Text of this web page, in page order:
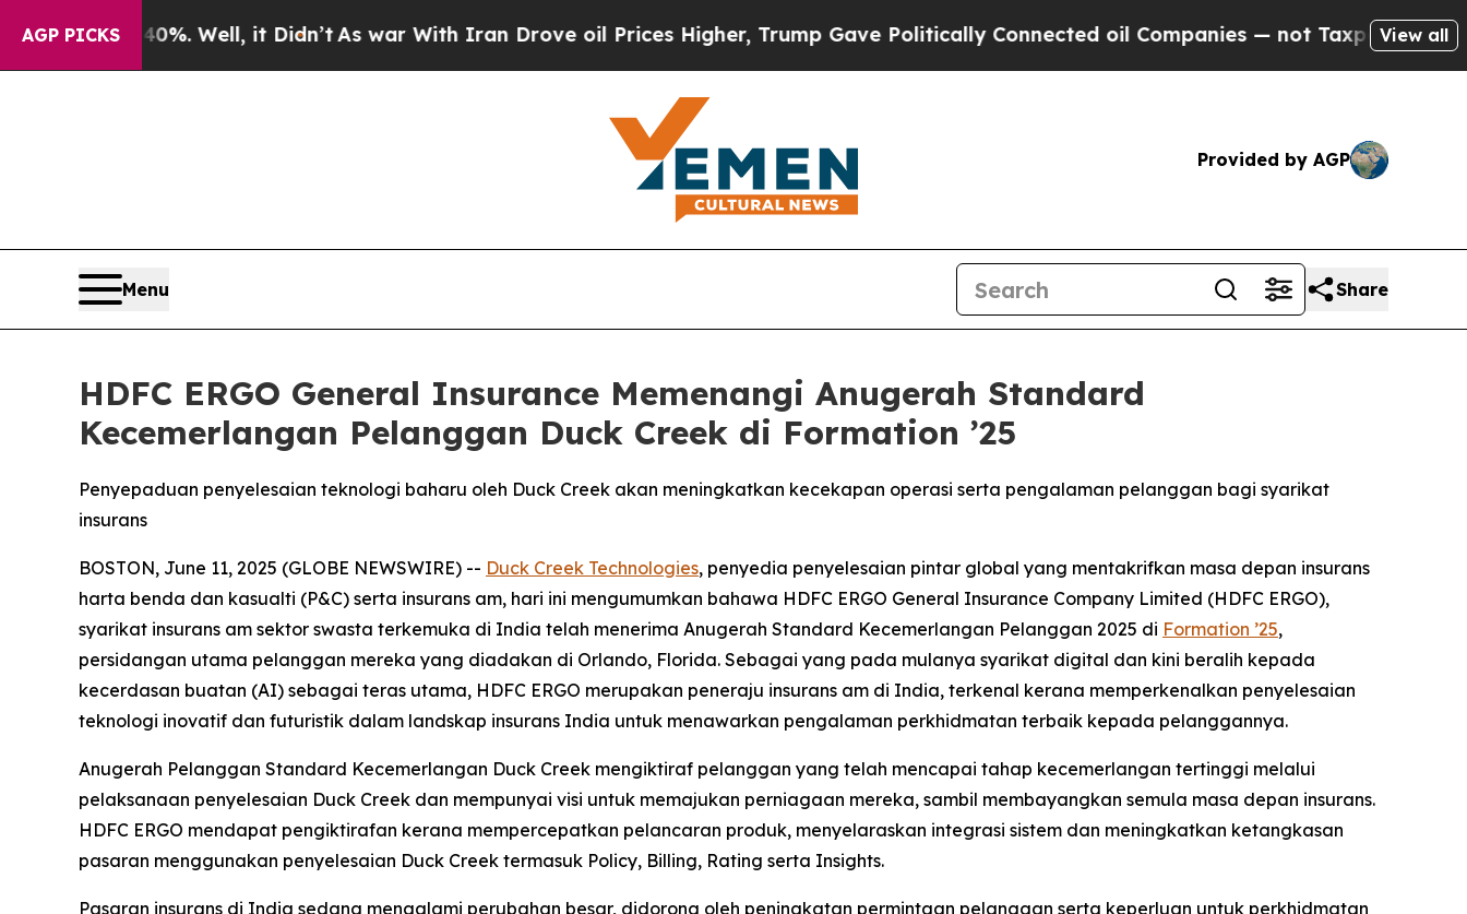
AGP PICKS
40%. Well, it Didn’tAs war With Iran Drove oil Prices Higher, Trump Gave Politically Connected oil Companies — not Taxpayers — the Chance
View all
Provided by AGP
Menu Share
HDFC ERGO General Insurance Memenangi Anugerah Standard
Kecemerlangan Pelanggan Duck Creek di Formation ’25
Penyepaduan penyelesaian teknologi baharu oleh Duck Creek akan meningkatkan kecekapan operasi serta pengalaman pelanggan bagi syarikat
insurans
BOSTON, June 11, 2025 (GLOBE NEWSWIRE) -- Duck Creek Technologies, penyedia penyelesaian pintar global yang mentakrifkan masa depan insurans
harta benda dan kasualti (P&C) serta insurans am, hari ini mengumumkan bahawa HDFC ERGO General Insurance Company Limited (HDFC ERGO),
syarikat insurans am sektor swasta terkemuka di India telah menerima Anugerah Standard Kecemerlangan Pelanggan 2025 di Formation ’25,
persidangan utama pelanggan mereka yang diadakan di Orlando, Florida. Sebagai yang pada mulanya syarikat digital dan kini beralih kepada
kecerdasan buatan (AI) sebagai teras utama, HDFC ERGO merupakan peneraju insurans am di India, terkenal kerana memperkenalkan penyelesaian
teknologi inovatif dan futuristik dalam landskap insurans India untuk menawarkan pengalaman perkhidmatan terbaik kepada pelanggannya.
Anugerah Pelanggan Standard Kecemerlangan Duck Creek mengiktiraf pelanggan yang telah mencapai tahap kecemerlangan tertinggi melalui
pelaksanaan penyelesaian Duck Creek dan mempunyai visi untuk memajukan perniagaan mereka, sambil membayangkan semula masa depan insurans.
HDFC ERGO mendapat pengiktirafan kerana mempercepatkan pelancaran produk, menyelaraskan integrasi sistem dan meningkatkan ketangkasan
pasaran menggunakan penyelesaian Duck Creek termasuk Policy, Billing, Rating serta Insights.
Pasaran insurans di India sedang mengalami perubahan besar, didorong oleh peningkatan permintaan pelanggan serta keperluan untuk perkhidmatan